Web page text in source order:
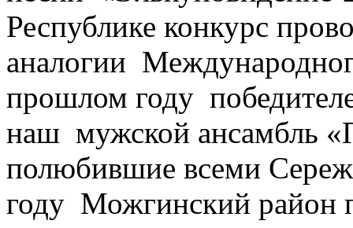
Республике конкурс
аналогии
прошлом году
наш мужской ансамбль
полюбившие всеми
году Можгинский район